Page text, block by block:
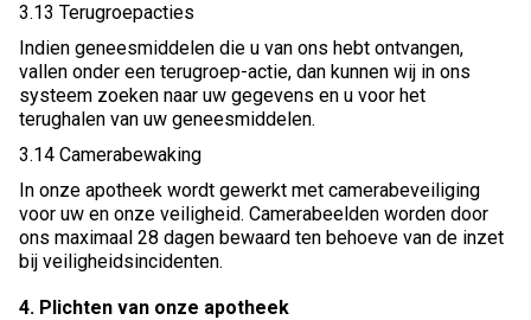
3.13 Terugroepacties
Indien geneesmiddelen die u van ons hebt ontvangen,
vallen onder een terugroep-actie, dan kunnen wij in ons
systeem zoeken naar uw gegevens en u voor het
terughalen van uw geneesmiddelen.
3.14 Camerabewaking
In onze apotheek wordt gewerkt met camerabeveiliging
voor uw en onze veiligheid. Camerabeelden worden door
ons maximaal 28 dagen bewaard ten behoeve van de inzet
bij veiligheidsincidenten.
4. Plichten van onze apotheek